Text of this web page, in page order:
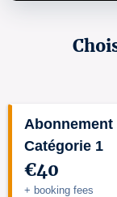
Abonnement
Catégorie 1
€40
+ booking fees